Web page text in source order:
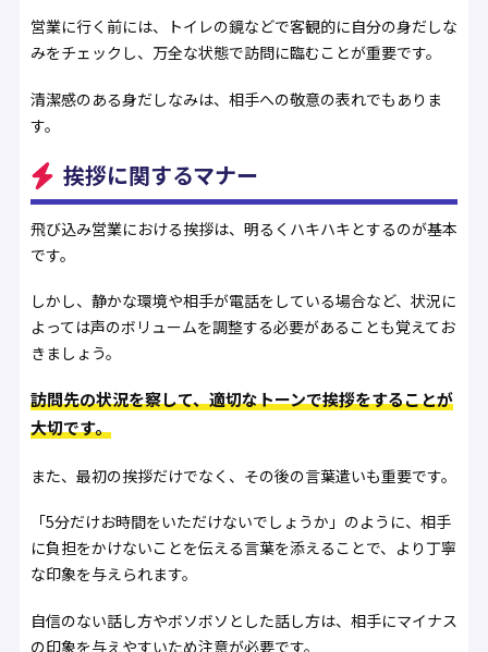
営業に行く前には、トイレの鏡などで客観的に自分の身だしな
みをチェックし、万全な状態で訪問に臨むことが重要です。
清潔感のある身だしなみは、相手への敬意の表れでもありま
す。
挨拶に関するマナー
飛び込み営業における挨拶は、明るくハキハキとするのが基本
です。
しかし、静かな環境や相手が電話をしている場合など、状況に
よっては声のボリュームを調整する必要があることも覚えてお
きましょう。
訪問先の状況を察して、適切なトーンで挨拶をすることが
大切です。
また、最初の挨拶だけでなく、その後の言葉遣いも重要です。
「5分だけお時間をいただけないでしょうか」のように、相手
に負担をかけないことを伝える言葉を添えることで、より丁寧
な印象を与えられます。
自信のない話し方やボソボソとした話し方は、相手にマイナス
の印象を与えやすいため注意が必要です。